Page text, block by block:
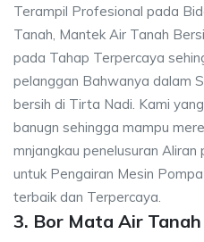
Terampil Profesional pada
Tanah, Mantek Air Tanah
pada Tahap Terpercaya
pelanggan Bahwanya dalam
bersih di Tirta Nadi. Kami
banugn sehingga mampu
mnjangkau penelusuran
untuk Pengairan Mesin
terbaik dan Terpercaya.
3. Bor Mata Air